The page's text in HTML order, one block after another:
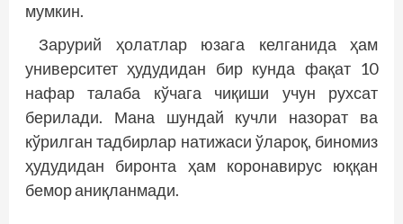
мумкин.
Зарурий ҳолатлар юзага келганида ҳам
университет ҳудудидан бир кунда фақат 10
нафар талаба кўчага чиқиши учун рухсат
берилади. Мана шундай кучли назорат ва
кўрилган тадбирлар натижаси ўлароқ, биномиз
ҳудудидан биронта ҳам коронавирус юққан
бемор аниқланмади.